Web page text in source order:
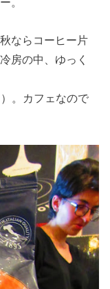
ならコーヒー片
房の中、ゆっく
。カフェなので